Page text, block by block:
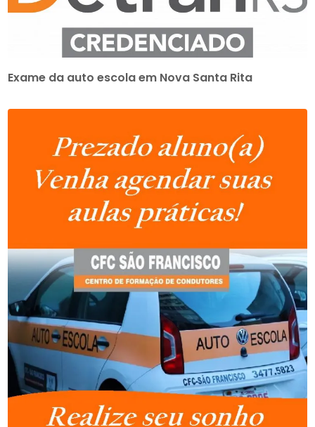
Exame da auto escola em Nova Santa Rita